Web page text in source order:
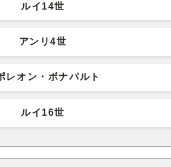
ルイ14世
アンリ4世
レオン・ボナパルト
ルイ16世